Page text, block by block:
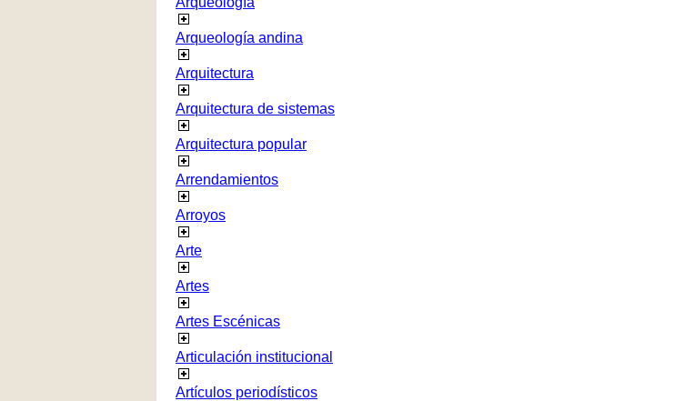
Arqueología andina
Arquitectura
Arquitectura de sistemas
Arquitectura popular
Arrendamientos
Arroyos
Arte
Artes
Artes Escénicas
Articulación institucional
Artículos periodísticos